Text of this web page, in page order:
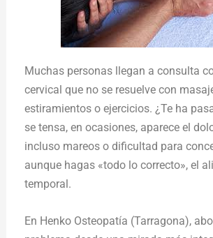
Muchas personas llegan a consulta
cervical que no se resuelve con
estiramientos o ejercicios. ¿Te ha
se tensa, en ocasiones, aparece el
incluso mareos o dificultad para
aunque hagas «todo lo correcto», el
temporal.
En Henko Osteopatía (Tarragona),